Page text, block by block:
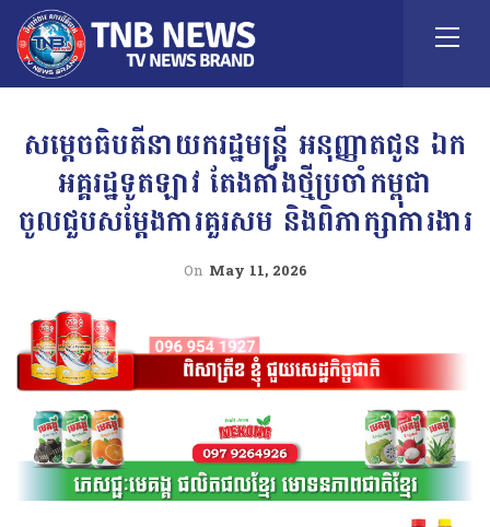
សម្តេចធិបតីនាយករដ្ឋមន្ត្រី អនុញ្ញាតជូន ឯក
អគ្គរដ្ឋទូតឡាវ តែងតាំងថ្មីប្រចាំកម្ពុជា
ចូលជួបសម្តែងការគួរសម និងពិភាក្សាការងារ
On May 11, 2026